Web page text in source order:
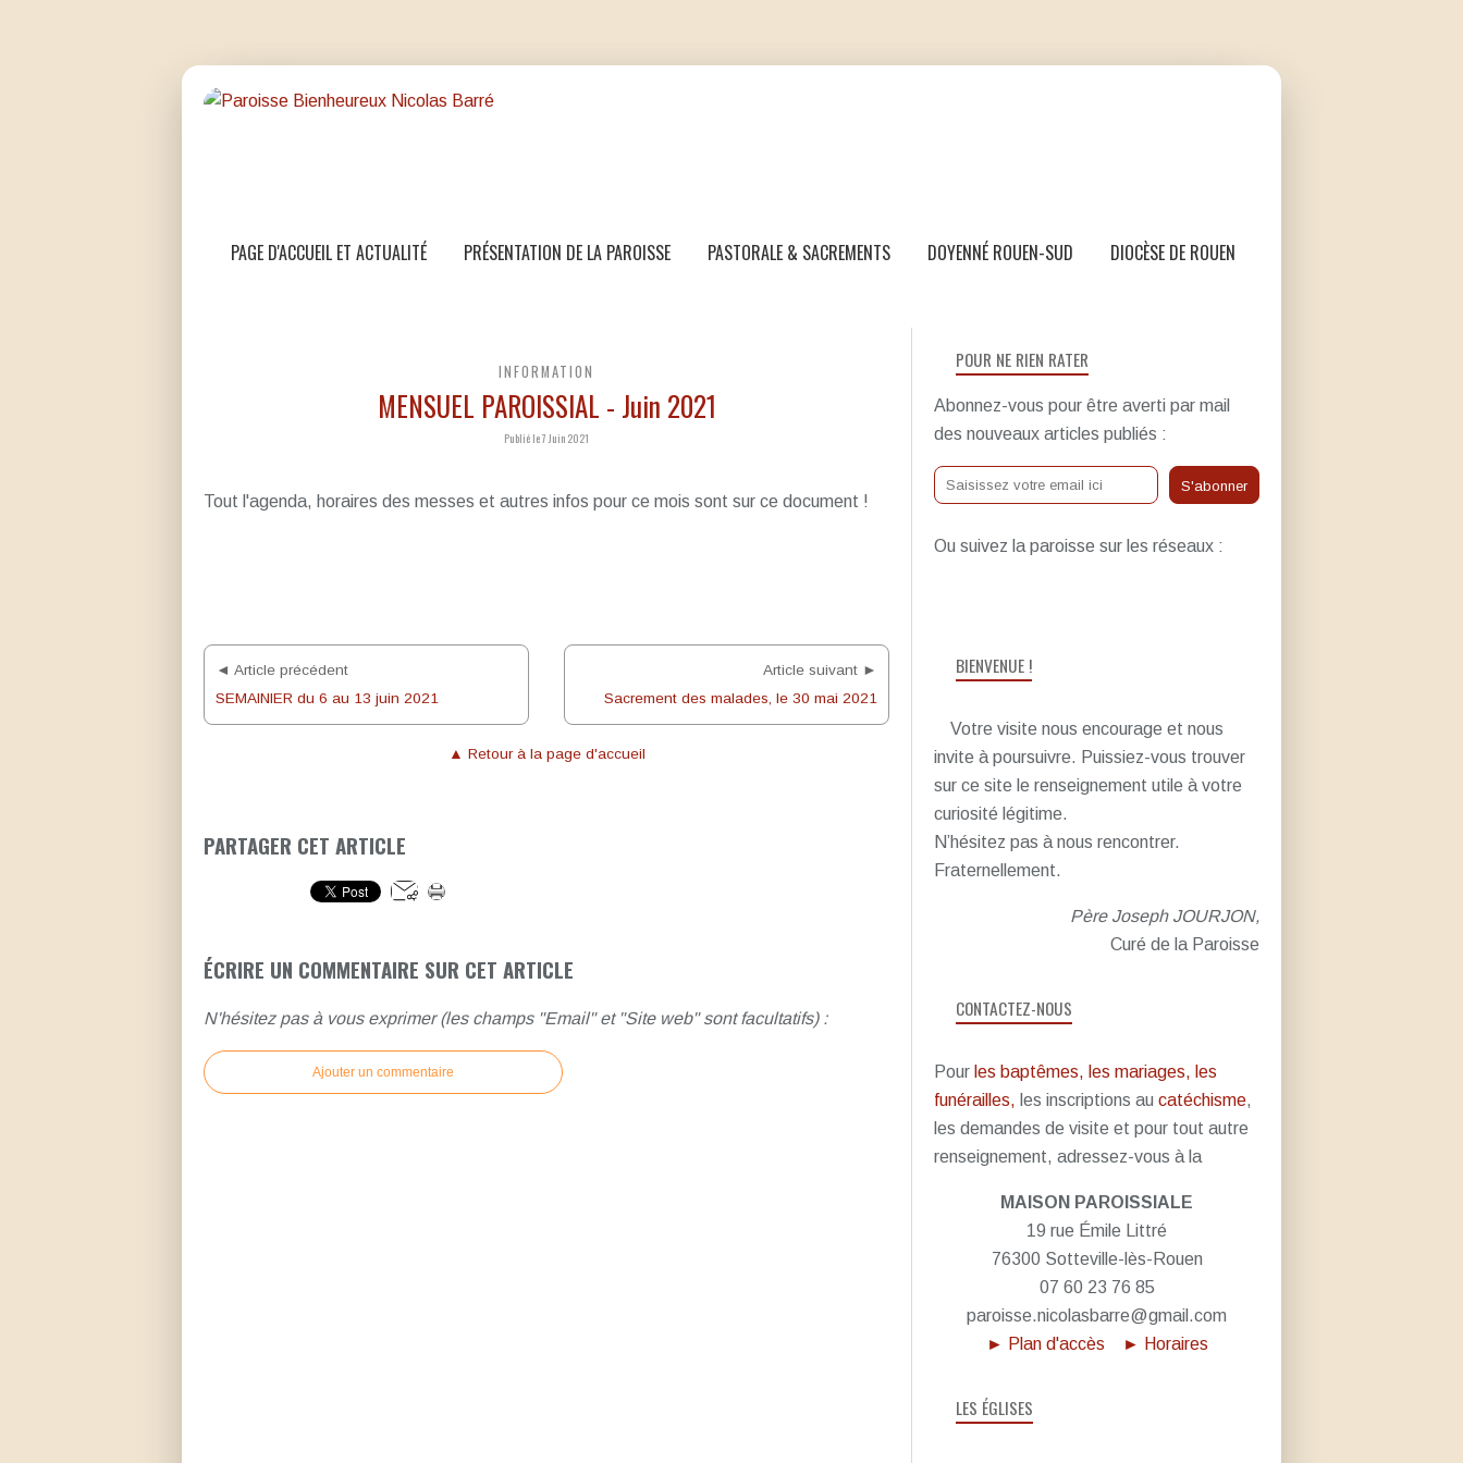
PAGE D'ACCUEIL ET ACTUALITÉ PRÉSENTATION DE LA PAROISSE PASTORALE & SACREMENTS DOYENNÉ ROUEN-SUD DIOCÈSE DE ROUEN
INFORMATION
MENSUEL PAROISSIAL - Juin 2021
Publié le 7 Juin 2021
Tout l'agenda, horaires des messes et autres infos pour ce mois sont sur ce document !
◄ Article précédent
SEMAINIER du 6 au 13 juin 2021
Article suivant ►
Sacrement des malades, le 30 mai 2021
▲ Retour à la page d'accueil
PARTAGER CET ARTICLE
ÉCRIRE UN COMMENTAIRE SUR CET ARTICLE
N'hésitez pas à vous exprimer (les champs "Email" et "Site web" sont facultatifs) :
Ajouter un commentaire
POUR NE RIEN RATER
Abonnez-vous pour être averti par mail
des nouveaux articles publiés :
Ou suivez la paroisse sur les réseaux :
BIENVENUE !
Votre visite nous encourage et nous
invite à poursuivre. Puissiez-vous trouver
sur ce site le renseignement utile à votre
curiosité légitime.
N’hésitez pas à nous rencontrer.
Fraternellement.
Père Joseph JOURJON,
Curé de la Paroisse
CONTACTEZ-NOUS
Pour les baptêmes, les mariages, les
funérailles, les inscriptions au catéchisme,
les demandes de visite et pour tout autre
renseignement, adressez-vous à la
MAISON PAROISSIALE
19 rue Émile Littré
76300 Sotteville-lès-Rouen
07 60 23 76 85
paroisse.nicolasbarre@gmail.com
► Plan d'accès
► Horaires
LES ÉGLISES